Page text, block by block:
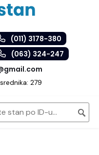
(011) 3178-380
(063) 324-247
279